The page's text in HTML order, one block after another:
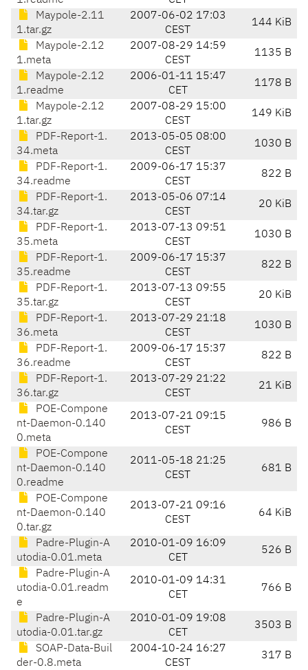
Maypole-2.11
1.tar.gz
2007-06-02 17:03
CEST
144 KiB
Maypole-2.12
1.meta
2007-08-29 14:59
CEST
1135 B
Maypole-2.12
1.readme
2006-01-11 15:47
CET
1178 B
Maypole-2.12
1.tar.gz
2007-08-29 15:00
CEST
149 KiB
PDF-Report-1.
34.meta
2013-05-05 08:00
CEST
1030 B
PDF-Report-1.
34.readme
2009-06-17 15:37
CEST
822 B
PDF-Report-1.
34.tar.gz
2013-05-06 07:14
CEST
20 KiB
PDF-Report-1.
35.meta
2013-07-13 09:51
CEST
1030 B
PDF-Report-1.
35.readme
2009-06-17 15:37
CEST
822 B
PDF-Report-1.
35.tar.gz
2013-07-13 09:55
CEST
20 KiB
PDF-Report-1.
36.meta
2013-07-29 21:18
CEST
1030 B
PDF-Report-1.
36.readme
2009-06-17 15:37
CEST
822 B
PDF-Report-1.
36.tar.gz
2013-07-29 21:22
CEST
21 KiB
POE-Compone
nt-Daemon-0.140
0.meta
2013-07-21 09:15
CEST
986 B
POE-Compone
nt-Daemon-0.140
0.readme
2011-05-18 21:25
CEST
681 B
POE-Compone
nt-Daemon-0.140
0.tar.gz
2013-07-21 09:16
CEST
64 KiB
Padre-Plugin-A
utodia-0.01.meta
2010-01-09 16:09
CET
526 B
Padre-Plugin-A
utodia-0.01.readm
e
2010-01-09 14:31
CET
766 B
Padre-Plugin-A
utodia-0.01.tar.gz
2010-01-09 19:08
CET
3503 B
SOAP-Data-Buil
der-0.8.meta
2004-10-24 16:27
CEST
317 B